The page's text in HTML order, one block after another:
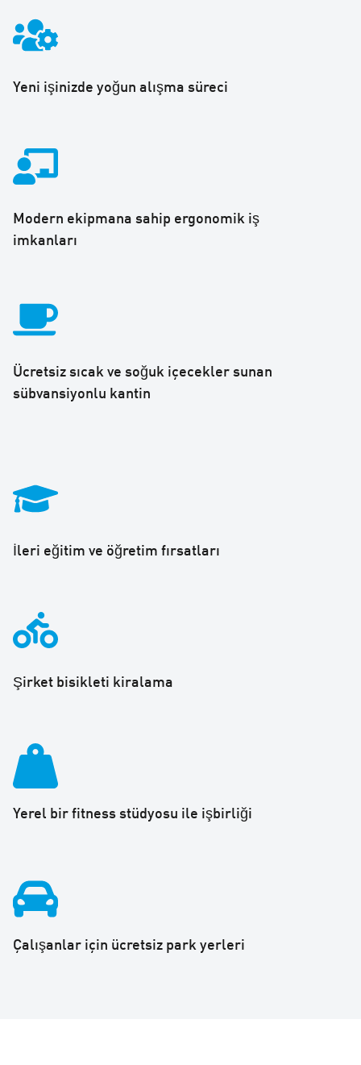
Yeni işinizde yoğun alışma süreci
Modern ekipmana sahip ergonomik iş
imkanları
Ücretsiz sıcak ve soğuk içecekler sunan
sübvansiyonlu kantin
İleri eğitim ve öğretim fırsatları
Şirket bisikleti kiralama
Yerel bir fitness stüdyosu ile işbirliği
Çalışanlar için ücretsiz park yerleri